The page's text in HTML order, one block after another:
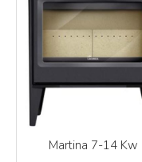
Martina 7-14 Kw